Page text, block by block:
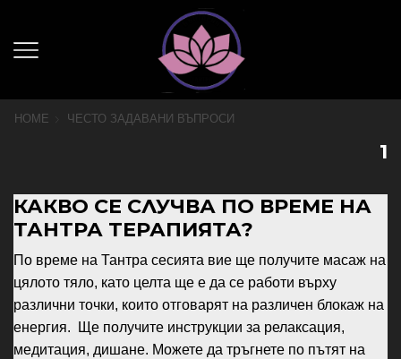
HOME ЧЕСТО ЗАДАВАНИ ВЪПРОСИ
1
КАКВО СЕ СЛУЧВА ПО ВРЕМЕ НА
ТАНТРА ТЕРАПИЯТА?
По време на Тантра сесията вие ще получите масаж на
цялото тяло, като целта ще е да се работи върху
различни точки, които отговарят на различен блокаж на
енергия. Ще получите инструкции за релаксация,
медитация, дишане. Можете да тръгнете по пътят на